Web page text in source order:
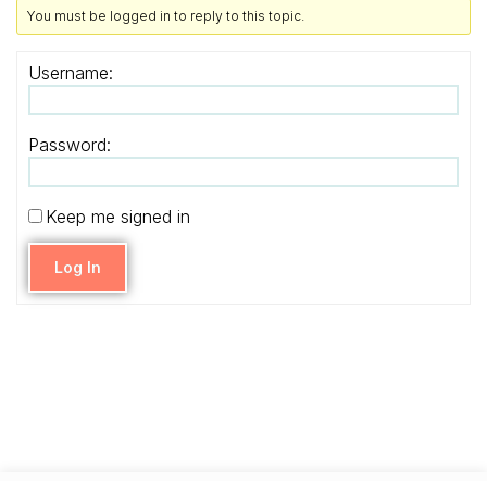
You must be logged in to reply to this topic.
Username:
Password:
Keep me signed in
Log In